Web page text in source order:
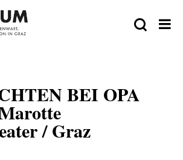
BEI OPA
/ Graz